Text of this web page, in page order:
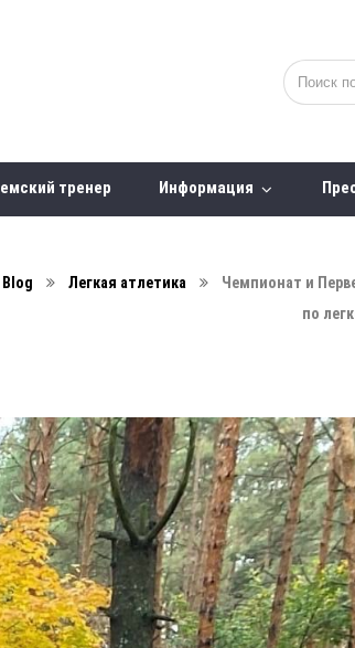
Земский тренер Информация
Blog Легкая атлетика
Чемпионат и
по